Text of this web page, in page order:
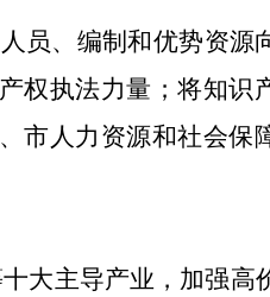
员、编制和优势资源
权执法力量；将知识
市人力资源和社会保
大主导产业，加强高